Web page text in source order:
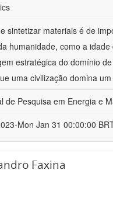
sintetizar materiais é de
humanidade, como a
estratégica do domínio
uma civilização domina
de Pesquisa em Energia e
Mon Jan 31 00:00:00
Faxina